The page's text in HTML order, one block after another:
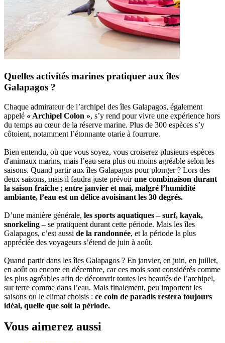
Quelles activités marines pratiquer aux îles
Galapagos ?
Chaque admirateur de l’archipel des îles Galapagos, également
appelé « Archipel Colon », s’y rend pour vivre une expérience hors
du temps au cœur de la réserve marine. Plus de 300 espèces s’y
côtoient, notamment l’étonnante otarie à fourrure.
Bien entendu, où que vous soyez, vous croiserez plusieurs espèces
d'animaux marins, mais l’eau sera plus ou moins agréable selon les
saisons. Quand partir aux îles Galapagos pour plonger ? Lors des
deux saisons, mais il faudra juste prévoirune combinaison durant
la saison fraîche ; entre janvier et mai, malgré l’humidité
ambiante, l’eau est un délice avoisinant les 30 degrés.
D’une manière générale, les sports aquatiques – surf, kayak,
snorkeling –se pratiquent durant cette période. Mais les îles
Galapagos, c’est aussi de la randonnée, et la période la plus
appréciée des voyageurs s’étend de juin à août.
Quand partir dans les îles Galapagos ? En janvier, en juin, en juillet,
en août ou encore en décembre, car ces mois sont considérés comme
les plus agréables afin de découvrir toutes les beautés de l’archipel,
sur terre comme dans l’eau. Mais finalement, peu importent les
saisons ou le climat choisis : ce coin de paradis restera toujours
idéal, quelle que soit la période.
Vous aimerez aussi